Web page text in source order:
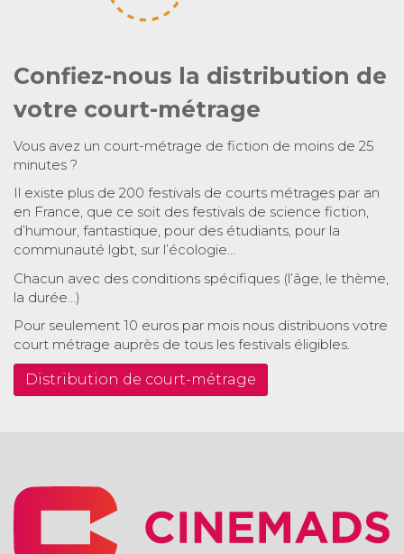
Confiez-nous la distribution de
votre court-métrage
Vous avez un court-métrage de fiction de moins de 25
minutes ?
Il existe plus de 200 festivals de courts métrages par an
en France, que ce soit des festivals de science fiction,
d’humour, fantastique, pour des étudiants, pour la
communauté lgbt, sur l’écologie…
Chacun avec des conditions spécifiques (l’âge, le thème,
la durée…)
Pour seulement 10 euros par mois nous distribuons votre
court métrage auprès de tous les festivals éligibles.
Distribution de court-métrage